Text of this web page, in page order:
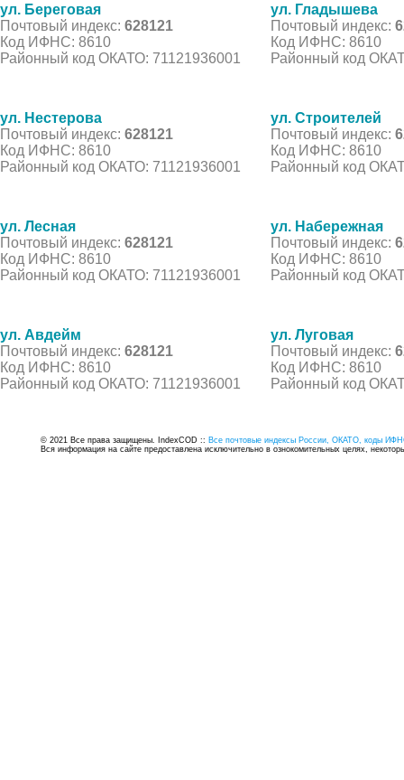
ул. Береговая
Почтовый индекс: 628121
Код ИФНС: 8610
Районный код ОКАТО: 71121936001
ул. Гладышева
Почтовый индекс:
Код ИФНС: 8610
Районный код
ул. Нестерова
Почтовый индекс: 628121
Код ИФНС: 8610
Районный код ОКАТО: 71121936001
ул. Строителей
Почтовый индекс:
Код ИФНС: 8610
Районный код
ул. Лесная
Почтовый индекс: 628121
Код ИФНС: 8610
Районный код ОКАТО: 71121936001
ул. Набережная
Почтовый индекс:
Код ИФНС: 8610
Районный код
ул. Авдейм
Почтовый индекс: 628121
Код ИФНС: 8610
Районный код ОКАТО: 71121936001
ул. Луговая
Почтовый индекс:
Код ИФНС: 8610
Районный код
© 2021 Все права защищены. IndexCOD :: Все почтовые индексы России, ОКАТО, коды
Вся информация на сайте предоставлена исключительно в ознокомительных целях,